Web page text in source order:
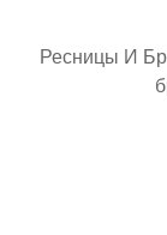
Ресницы И